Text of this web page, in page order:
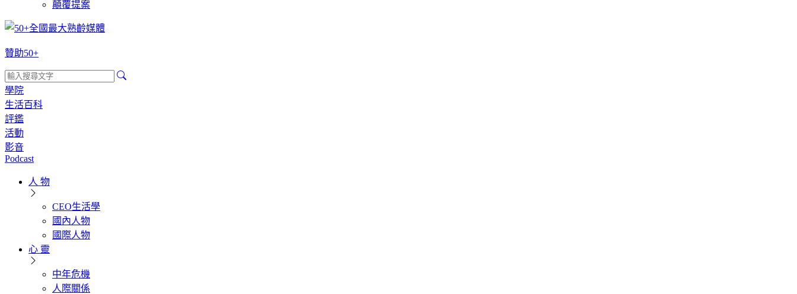
顛覆提案
贊助50+
學院
生活百科
評鑑
活動
影音
Podcast
人 物
CEO生活學
國內人物
國際人物
心 靈
中年危機
人際關係